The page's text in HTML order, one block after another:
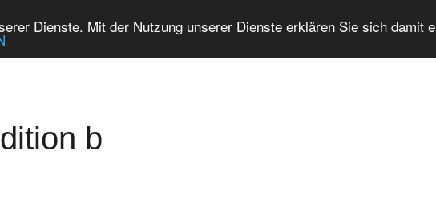
Dienste. Mit der Nutzung unserer Dienste erklären Sie sich damit
b